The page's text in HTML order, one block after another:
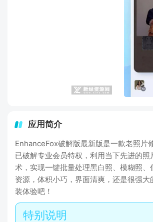
应用简介
EnhanceFox破解版最新版是一款老照片
已破解专业会员特权，利用当下先进的照
术，实现一键批量处理黑白照、模糊照、
资源，体积小巧，界面清爽，还是很强大
装体验吧！